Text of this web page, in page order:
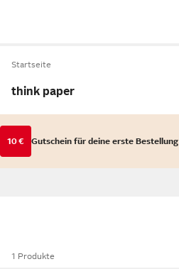
Startseite
think paper
10 € Gutschein für deine erste Bestellung
1 Produkte